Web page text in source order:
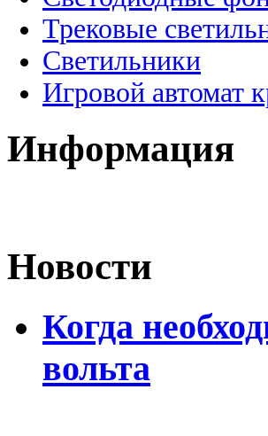
Трековые
Светильники
Игровой автомат
Информация
Новости
Когда
вольта